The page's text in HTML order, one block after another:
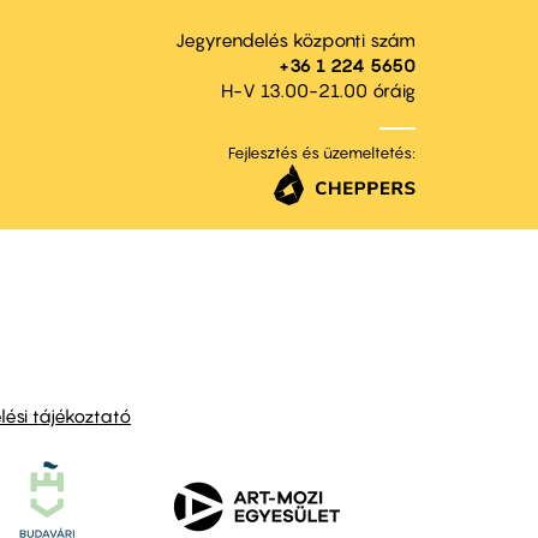
Jegyrendelés központi szám
+36 1 224 5650
H-V 13.00-21.00 óráig
Fejlesztés és üzemeltetés:
tájékoztató